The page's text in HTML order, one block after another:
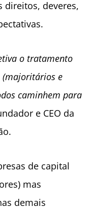
direitos, deveres,
o tratamento
(majoritários e
caminhem para
e CEO da
de capital
mas
demais